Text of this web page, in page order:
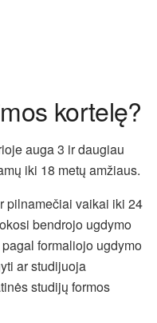
kortelę?
auga 3 ir daugiau
iki 18 metų amžiaus.
pilnamečiai vaikai iki 24
bendrojo ugdymo
formaliojo ugdymo
ar studijuoja
studijų formos